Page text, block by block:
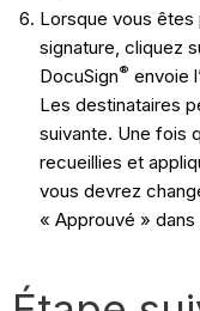
Lorsque vous êtes
signature, cliquez
DocuSign® envoie
Les destinataires
suivante. Une fois
recueillies et
vous devrez
« Approuvé »